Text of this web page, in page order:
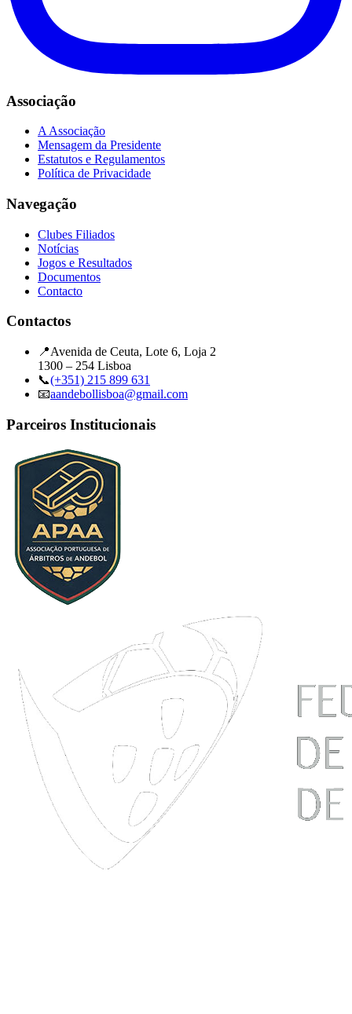
Associação
A Associação
Mensagem da Presidente
Estatutos e Regulamentos
Política de Privacidade
Navegação
Clubes Filiados
Notícias
Jogos e Resultados
Documentos
Contacto
Contactos
📍Avenida de Ceuta, Lote 6, Loja 2
1300 – 254 Lisboa
📞(+351) 215 899 631
📧aandebollisboa@gmail.com
Parceiros Institucionais